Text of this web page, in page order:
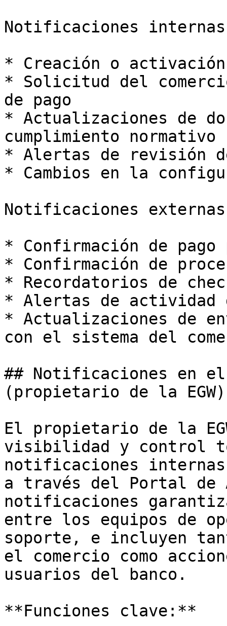
Notificaciones
* Creación o
* Solicitud del
de pago
* Actualizaciones de
cumplimiento normativo
* Alertas de revisión
* Cambios en la
Notificaciones
* Confirmación de
* Confirmación de
* Recordatorios de
* Alertas de
* Actualizaciones de
con el sistema del
## Notificaciones en
(propietario de la EGW)
El propietario de la
visibilidad y control
notificaciones
a través del Portal de
notificaciones
entre los equipos de
soporte, e incluyen
el comercio como
usuarios del banco.
**Funciones clave:**